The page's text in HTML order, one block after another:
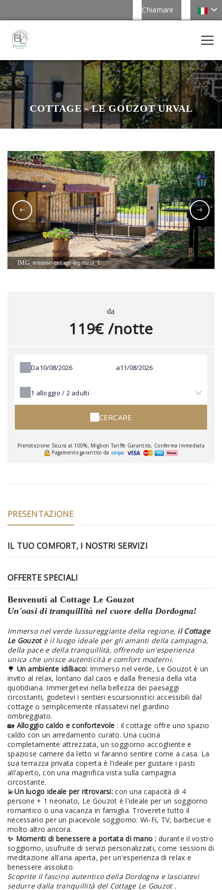
Chiamare
COTTAGE - LE GOUZOT URVAL
IMG_terrasse-cottage-legouzot_1
da
119€ /notte
Da a
1 alloggio / 2 adulti
CERCARE
Prenotazione Sicura al 100%, Migliori Tariffe Garantite, Conferma Immediata
Pagamento garantito da
PRESENTAZIONE
IL TUO COMFORT, I NOSTRI SERVIZI
OFFERTE SPECIALI
Benvenuti al Cottage Le Gouzot
Un'oasi di tranquillità nel cuore della Dordogna!
Immerso nel verde lussureggiante della regione, il Cottage
Le Gouzotè il luogo ideale per gli amanti della campagna,
della pace e della tranquillità, offrendo un'esperienza
unica che unisce autenticità e comfort moderni.
🌳 Un ambiente idilliaco: Immerso nel verde, Le Gouzot è un
invito al relax, lontano dal caos e dalla frenesia della vita
quotidiana. Immergetevi nella bellezza dei paesaggi
circostanti, godetevi i sentieri escursionistici accessibili dal
cottage o semplicemente rilassatevi nel giardino
ombreggiato.
🏡 Alloggio caldo e confortevole : il cottage offre uno spazio
caldo con un arredamento curato. Una cucina
completamente attrezzata, un soggiorno accogliente e
spaziose camere da letto vi faranno sentire come a casa. La
sua terrazza privata coperta è l'ideale per gustare i pasti
all'aperto, con una magnifica vista sulla campagna
circostante.
💫Un luogo ideale per ritrovarsi:con una capacità di 4
persone + 1 neonato, Le Gouzot è l'ideale per un soggiorno
romantico o una vacanza in famiglia. Troverete tutto il
necessario per un piacevole soggiorno: Wi-Fi, TV, barbecue e
molto altro ancora.
✨ Momenti di benessere a portata di mano :durante il vostro
soggiorno, usufruite di servizi personalizzati, come sessioni di
meditazione all'aria aperta, per un'esperienza di relax e
benessere assoluto.
Scoprite il fascino autentico della Dordogna e lasciatevi
sedurre dalla tranquillità del Cottage Le Gouzot .